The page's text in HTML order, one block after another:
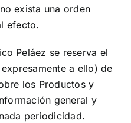
exista una orden
efecto.
Peláez se reserva el
a ello) de
los Productos y
general y
periodicidad.